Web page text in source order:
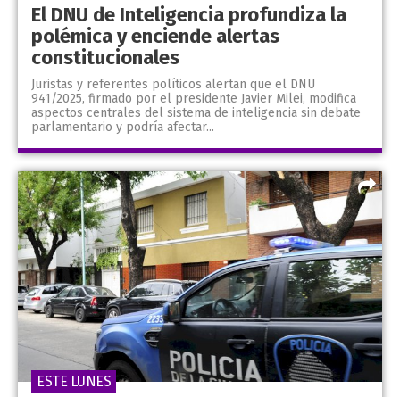
El DNU de Inteligencia profundiza la
polémica y enciende alertas
constitucionales
Juristas y referentes políticos alertan que el DNU
941/2025, firmado por el presidente Javier Milei, modifica
aspectos centrales del sistema de inteligencia sin debate
parlamentario y podría afectar...
ESTE LUNES